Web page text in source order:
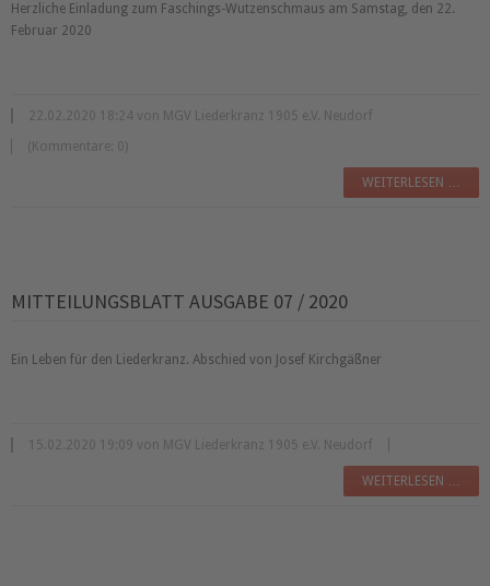
Herzliche Einladung zum Faschings-Wutzenschmaus am Samstag, den 22.
Februar 2020
22.02.2020 18:24 von MGV Liederkranz 1905 e.V. Neudorf
(Kommentare: 0)
WEITERLESEN …
MITTEILUNGSBLATT AUSGABE 07 / 2020
Ein Leben für den Liederkranz. Abschied von Josef Kirchgäßner
15.02.2020 19:09 von MGV Liederkranz 1905 e.V. Neudorf
WEITERLESEN …